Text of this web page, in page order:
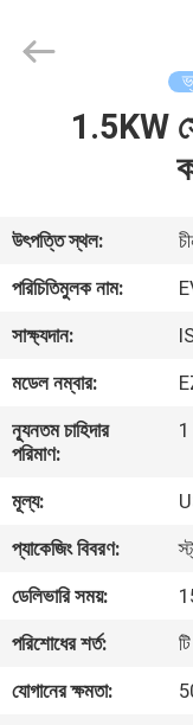
VR
প্রদর্শন
আমাদের
সম্পর্কে
কারখানা
ভ্রমণ
মান
নিয়ন্ত্রণ
1.5KW
উৎপত্তি স্থল:
পরিচিতিমুলক নাম:
সাক্ষ্যদান:
মডেল নম্বার:
ন্যূনতম চাহিদার
পরিমাণ:
1
মূল্য:
প্যাকেজিং বিবরণ:
ডেলিভারি সময়:
পরিশোধের শর্ত:
যোগানের ক্ষমতা: